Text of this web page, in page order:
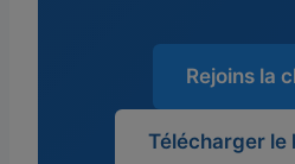
Rejoins la
Télécharger le